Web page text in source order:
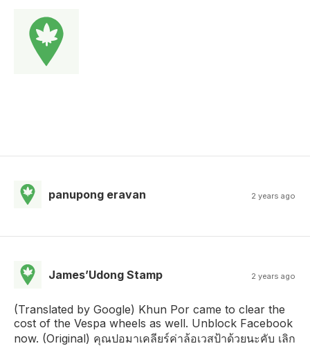
panupong eravan 2 years ago
James’Udong Stamp 2 years ago
(Translated by Google) Khun Por came to clear the
cost of the Vespa wheels as well. Unblock Facebook
now. (Original) คุณปอมาเคลียร์ค่าล้อเวสป้าด้วยนะคับ เลิก